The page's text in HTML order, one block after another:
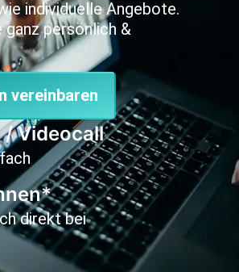
individuelle Angebote.
ganz persönlich &
vereinbaren
/ Videocall
direkt bei